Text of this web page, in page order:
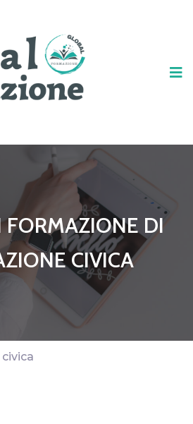
FORMAZIONE DI
CIVICA